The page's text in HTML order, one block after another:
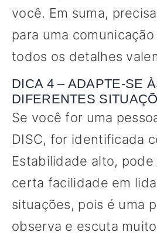
você. Em suma,
para uma
todos os detalhes
DICA 4 – ADAPTE-SE
DIFERENTES
Se você for uma
DISC, for identificada
Estabilidade alto,
certa facilidade em
situações, pois é uma
observa e escuta